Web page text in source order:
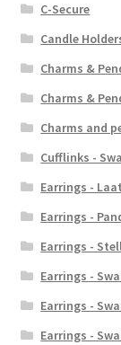
C-Secure
Candle
Charms &
Charms &
Charms and
Cufflinks -
Earrings -
Earrings -
Earrings -
Earrings -
Earrings -
Earrings -